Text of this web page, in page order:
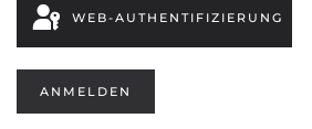
WEB-AUTHENTIFIZIERUNG
ANMELDEN